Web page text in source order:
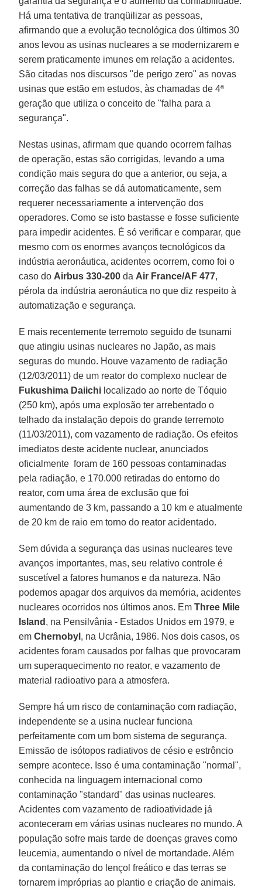
Há uma tentativa de tranqüilizar as pessoas,
afirmando que a evolução tecnológica dos últimos 30
anos levou as usinas nucleares a se modernizarem e
serem praticamente imunes em relação a acidentes.
São citadas nos discursos "de perigo zero" as novas
usinas que estão em estudos, às chamadas de 4ª
geração que utiliza o conceito de "falha para a
segurança".
Nestas usinas, afirmam que quando ocorrem falhas
de operação, estas são corrigidas, levando a uma
condição mais segura do que a anterior, ou seja, a
correção das falhas se dá automaticamente, sem
requerer necessariamente a intervenção dos
operadores. Como se isto bastasse e fosse suficiente
para impedir acidentes. É só verificar e comparar, que
mesmo com os enormes avanços tecnológicos da
indústria aeronáutica, acidentes ocorrem, como foi o
caso do Airbus 330-200 da Air France/AF 477,
pérola da indústria aeronáutica no que diz respeito à
automatização e segurança.
E mais recentemente terremoto seguido de tsunami
que atingiu usinas nucleares no Japão, as mais
seguras do mundo. Houve vazamento de radiação
(12/03/2011) de um reator do complexo nuclear de
Fukushima Daiichi localizado ao norte de Tóquio
(250 km), após uma explosão ter arrebentado o
telhado da instalação depois do grande terremoto
(11/03/2011), com vazamento de radiação. Os efeitos
imediatos deste acidente nuclear, anunciados
oficialmente foram de 160 pessoas contaminadas
pela radiação, e 170.000 retiradas do entorno do
reator, com uma área de exclusão que foi
aumentando de 3 km, passando a 10 km e atualmente
de 20 km de raio em torno do reator acidentado.
Sem dúvida a segurança das usinas nucleares teve
avanços importantes, mas, seu relativo controle é
suscetível a fatores humanos e da natureza. Não
podemos apagar dos arquivos da memória, acidentes
nucleares ocorridos nos últimos anos. EmThree Mile
Island , na Pensilvânia - Estados Unidos em 1979, e
emChernobyl , na Ucrânia, 1986. Nos dois casos, os
acidentes foram causados por falhas que provocaram
um superaquecimento no reator, e vazamento de
material radioativo para a atmosfera.
Sempre há um risco de contaminação com radiação,
independente se a usina nuclear funciona
perfeitamente com um bom sistema de segurança.
Emissão de isótopos radiativos de césio e estrôncio
sempre acontece. Isso é uma contaminação "normal",
conhecida na linguagem internacional como
contaminação "standard" das usinas nucleares.
Acidentes com vazamento de radioatividade já
aconteceram em várias usinas nucleares no mundo. A
população sofre mais tarde de doenças graves como
leucemia, aumentando o nível de mortandade. Além
da contaminação do lençol freático e das terras se
tornarem impróprias ao plantio e criação de animais.